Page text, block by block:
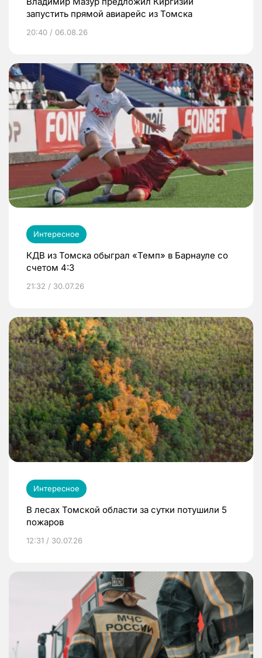
запустить прямой авиарейс из Томска
20:40 / 06.08.26
Интересное
КДВ из Томска обыграл «Темп» в Барнауле со
счетом 4:3
21:32 / 30.07.26
Интересное
В лесах Томской области за сутки потушили 5
пожаров
12:31 / 30.07.26